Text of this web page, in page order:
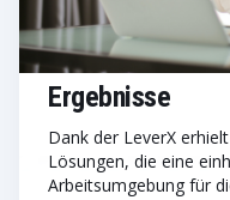
Ergebnisse
Dank der LeverX
Lösungen, die eine
Arbeitsumgebung für